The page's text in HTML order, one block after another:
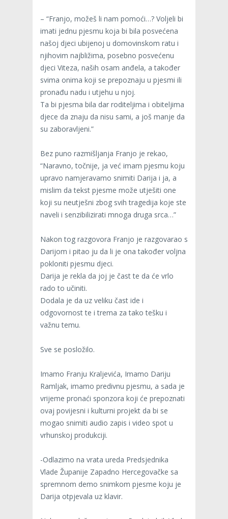
– “Franjo, možeš li nam pomoći…? Voljeli bi
imati jednu pjesmu koja bi bila posvećena
našoj djeci ubijenoj u domovinskom ratu i
njihovim najbližima, posebno posvećenu
djeci Viteza, naših osam anđela, a također
svima onima koji se prepoznaju u pjesmi ili
pronađu nadu i utjehu u njoj.
Ta bi pjesma bila dar roditeljima i obiteljima
djece da znaju da nisu sami, a još manje da
su zaboravljeni.”
Bez puno razmišljanja Franjo je rekao,
“Naravno, točnije, ja već imam pjesmu koju
upravo namjeravamo snimiti Darija i ja, a
mislim da tekst pjesme može utješiti one
koji su neutješni zbog svih tragedija koje ste
naveli i senzibilizirati mnoga druga srca…”
Nakon tog razgovora Franjo je razgovarao s
Darijom i pitao ju da li je ona također voljna
pokloniti pjesmu djeci.
Darija je rekla da joj je čast te da će vrlo
rado to učiniti.
Dodala je da uz veliku čast ide i
odgovornost te i trema za tako tešku i
važnu temu.
Sve se posložilo.
Imamo Franju Kraljevića, Imamo Dariju
Ramljak, imamo predivnu pjesmu, a sada je
vrijeme pronaći sponzora koji će prepoznati
ovaj povijesni i kulturni projekt da bi se
mogao snimiti audio zapis i video spot u
vrhunskoj produkciji.
-Odlazimo na vrata ureda Predsjednika
Vlade Županije Zapadno Hercegovačke sa
spremnom demo snimkom pjesme koju je
Darija otpjevala uz klavir.